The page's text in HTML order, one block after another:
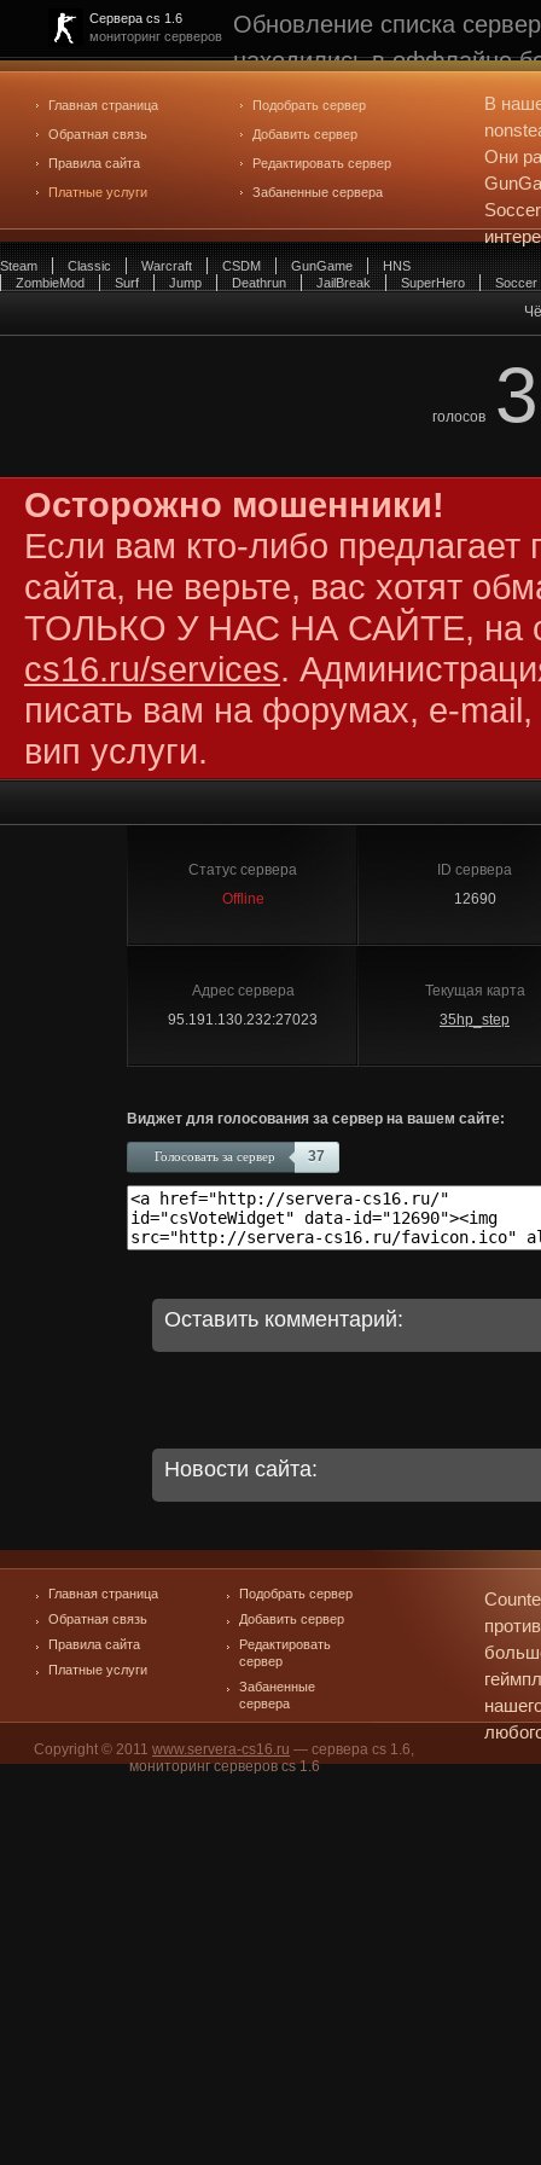
Сервера cs 1.6
мониторинг серверов
Обновление списка
находились в оффлайне
рейтинге не участвуют.
редактирования
.
Главная страница
Обратная связь
Правила сайта
Платные услуги
Подобрать сервер
Добавить сервер
Редактировать сервер
Забаненные сервера
В
Они
Steam Classic Warcraft CSDM GunGame
HNS
ZombieMod
Surf Jump Deathrun JailBreak SuperHero Soccer
голосов
Осторожно мошенники!
Если вам кто-либо
сайта, не верьте, вас хотят
ТОЛЬКО У НАС НА САЙТЕ, на
cs16.ru/services.
писать вам на форумах, e-mail,
вип услуги.
Статус сервера
Offline
ID сервера
12690
Адрес сервера
95.191.130.232:27023
Текущая карта
35hp_step
Виджет для голосования за сервер на вашем сайте:
37
Голосовать за сервер
Оставить комментарий:
Новости сайта:
Главная страница
Обратная связь
Правила сайта
Платные услуги
Подобрать сервер
Добавить сервер
Редактировать
сервер
Забаненные
сервера
Copyright © 2011 www.servera-cs16.ru — сервера cs 1.6,
мониторинг серверов cs 1.6